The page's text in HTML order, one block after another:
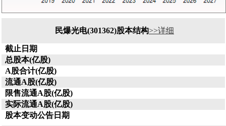
民爆光电(301362)股本结构>>详细
截止日期
总股本(亿股)
A股合计(亿股)
流通A股(亿股)
限售流通A股(亿股)
实际流通A股(亿股)
股本变动公告日期